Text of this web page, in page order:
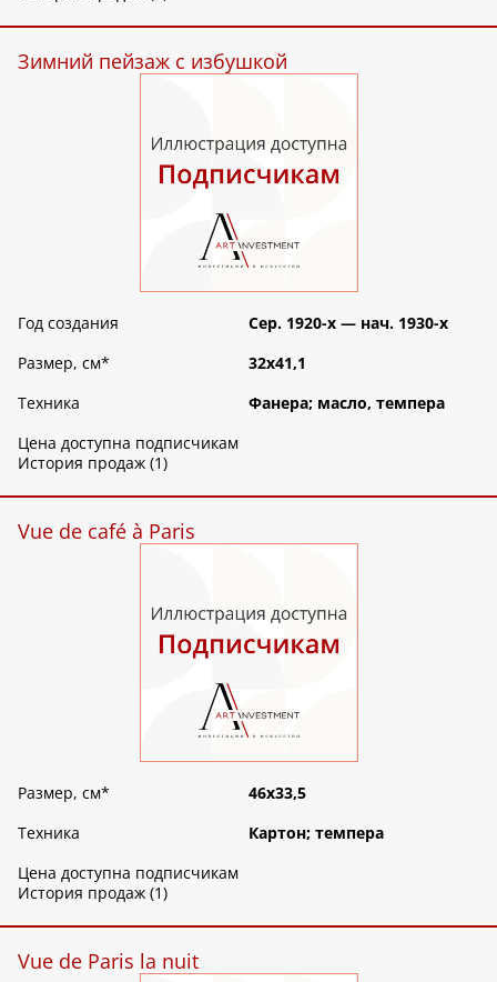
Зимний пейзаж с избушкой
Год создания
Сер. 1920-х — нач. 1930-х
Размер, см*
32х41,1
Техника
Фанера; масло, темпера
Цена доступна подписчикам
История продаж (1)
Vue de café à Paris
Размер, см*
46х33,5
Техника
Картон; темпера
Цена доступна подписчикам
История продаж (1)
Vue de Paris la nuit